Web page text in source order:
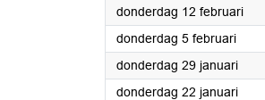
donderdag 12 februari2026
donderdag 5 februari2026
donderdag 29 januari2026
donderdag 22 januari2026